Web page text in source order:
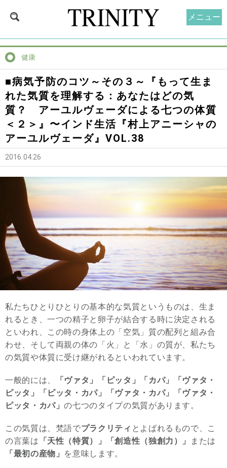
健康
■病気予防のコツ～その３～『もって生ま
れた気質を理解する：あなたはどの気
質？ アーユルヴェーダによる七つの体質
＜２＞』〜インド生活『村上アニーシャの
アーユルヴェーダ』VOL.38
2016.04.26
私たちひとりひとりの基本的な気質というものは、生ま
れるとき、一つの精子と卵子が結合する時に決定される
といわれ、この時の身体上の「空気」質の配列と組み合
わせ、そして両親の体の「火」と「水」の質が、私たち
の気質や体質に受け継がれるといわれています。
一般的には、
「ヴァタ」「ピッタ」「カパ」「ヴァタ・
ピッタ」「ピッタ・カパ」「ヴァタ・カパ」「ヴァタ・
ピッタ・カパ」の七つのタイプの気質があります。
この気質は、梵語でプラクリティ とよばれるもので、こ
の言葉は 「天性（特質）」「創造性（独創力）」
または
「最初の産物」 を意味します。
メニュー